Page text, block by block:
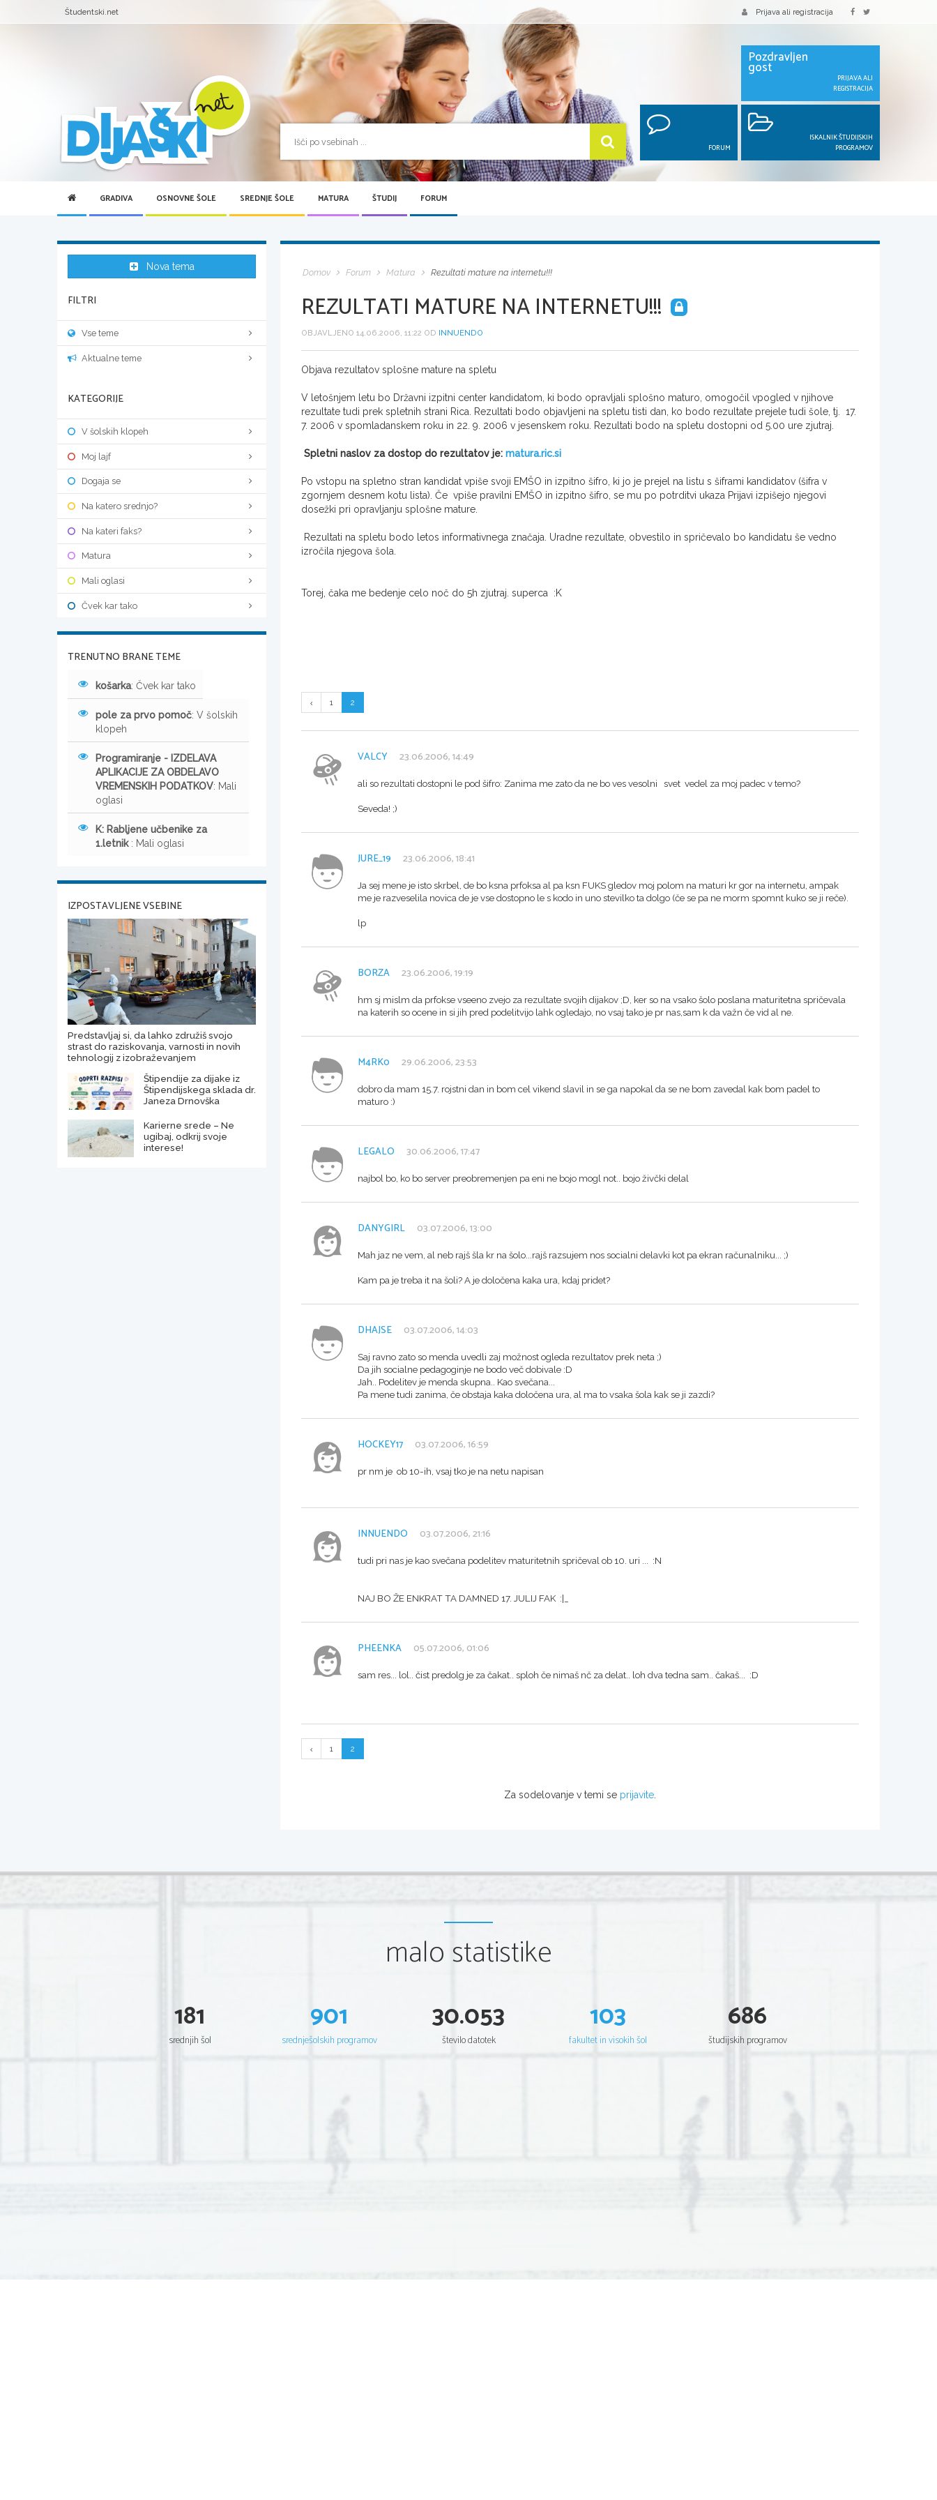
Študentski.net Prijava ali registracija
Pozdravljen
gost
PRIJAVA ALI
REGISTRACIJA
FORUM
ISKALNIK ŠTUDIJSKIH
PROGRAMOV
GRADIVA OSNOVNE ŠOLE SREDNJE ŠOLE MATURA ŠTUDIJ FORUM
Domov Forum Matura Rezultati mature na internetu!!!
REZULTATI MATURE NA INTERNETU!!!
OBJAVLJENO 14.06.2006, 11:22 OD INNUENDO
Objava rezultatov splošne mature na spletu
V letošnjem letu bo Državni izpitni center kandidatom, ki bodo opravljali splošno maturo, omogočil vpogled v njihove
rezultate tudi prek spletnih strani Rica. Rezultati bodo objavljeni na spletu tisti dan, ko bodo rezultate prejele tudi šole, tj. 17.
7. 2006 v spomladanskem roku in 22. 9. 2006 v jesenskem roku. Rezultati bodo na spletu dostopni od 5.00 ure zjutraj.
Spletni naslov za dostop do rezultatov je: matura.ric.si
Po vstopu na spletno stran kandidat vpiše svoji EMŠO in izpitno šifro, ki jo je prejel na listu s šiframi kandidatov (šifra v
zgornjem desnem kotu lista). Če vpiše pravilni EMŠO in izpitno šifro, se mu po potrditvi ukaza Prijavi izpišejo njegovi
dosežki pri opravljanju splošne mature.
Rezultati na spletu bodo letos informativnega značaja. Uradne rezultate, obvestilo in spričevalo bo kandidatu še vedno
izročila njegova šola.
Torej, čaka me bedenje celo noč do 5h zjutraj. superca :K
1 2
VALCY 23.06.2006, 14:49
ali so rezultati dostopni le pod šifro: Zanima me zato da ne bo ves vesolni svet vedel za moj padec v temo?
Seveda! ;)
JURE_19 23.06.2006, 18:41
Ja sej mene je isto skrbel, de bo ksna prfoksa al pa ksn FUKS gledov moj polom na maturi kr gor na internetu, ampak
me je razveselila novica de je vse dostopno le s kodo in uno stevilko ta dolgo (če se pa ne morm spomnt kuko se ji reče).
lp
BORZA 23.06.2006, 19:19
hm sj mislm da prfokse vseeno zvejo za rezultate svojih dijakov ;D, ker so na vsako šolo poslana maturitetna spričevala
na katerih so ocene in si jih pred podelitvijo lahk ogledajo, no vsaj tako je pr nas,sam k da važn če vid al ne.
M4RK0 29.06.2006, 23:53
dobro da mam 15.7. rojstni dan in bom cel vikend slavil in se ga napokal da se ne bom zavedal kak bom padel to
maturo :)
LEGALO 30.06.2006, 17:47
najbol bo, ko bo server preobremenjen pa eni ne bojo mogl not.. bojo živčki delal
DANYGIRL 03.07.2006, 13:00
Mah jaz ne vem, al neb rajš šla kr na šolo...rajš razsujem nos socialni delavki kot pa ekran računalniku... ;)
Kam pa je treba it na šoli? A je določena kaka ura, kdaj pridet?
DHAJSE 03.07.2006, 14:03
Saj ravno zato so menda uvedli zaj možnost ogleda rezultatov prek neta ;)
Da jih socialne pedagoginje ne bodo več dobivale :D
Jah.. Podelitev je menda skupna.. Kao svečana...
Pa mene tudi zanima, če obstaja kaka določena ura, al ma to vsaka šola kak se ji zazdi?
HOCKEY17 03.07.2006, 16:59
pr nm je ob 10-ih, vsaj tko je na netu napisan
INNUENDO 03.07.2006, 21:16
tudi pri nas je kao svečana podelitev maturitetnih spričeval ob 10. uri ... :N
NAJ BO ŽE ENKRAT TA DAMNED 17. JULIJ FAK :|_
PHEENKA 05.07.2006, 01:06
sam res... lol.. čist predolg je za čakat.. sploh če nimaš nč za delat.. loh dva tedna sam.. čakaš... :D
1 2
Za sodelovanje v temi se prijavite
Nova tema
FILTRI
Vse teme
Aktualne teme
KATEGORIJE
V šolskih klopeh
Moj lajf
Dogaja se
Na katero srednjo?
Na kateri faks?
Matura
Mali oglasi
Čvek kar tako
TRENUTNO BRANE TEME
košarka: Čvek kar tako
pole za prvo pomoč: V šolskih
klopeh
Programiranje - IZDELAVA
APLIKACIJE ZA OBDELAVO
VREMENSKIH PODATKOV: Mali
oglasi
K: Rabljene učbenike za
1.letnik : Mali oglasi
IZPOSTAVLJENE VSEBINE
Predstavljaj si, da lahko združiš svojo
strast do raziskovanja, varnosti in novih
tehnologij z izobraževanjem
Štipendije za dijake iz
Štipendijskega sklada dr.
Janeza Drnovška
Karierne srede – Ne
ugibaj, odkrij svoje
interese!
malo statistike
181
srednjih šol
901
srednješolskih programov
30.053
število datotek
103
fakultet in visokih šol
686
študijskih programov